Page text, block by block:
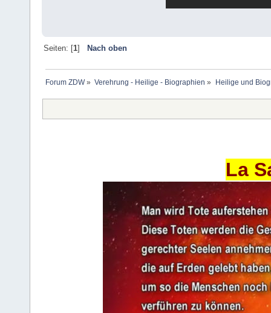
Seiten: [1] Nach oben
Forum ZDW» Verehrung - Heilige - Biographien » Heilige und
La